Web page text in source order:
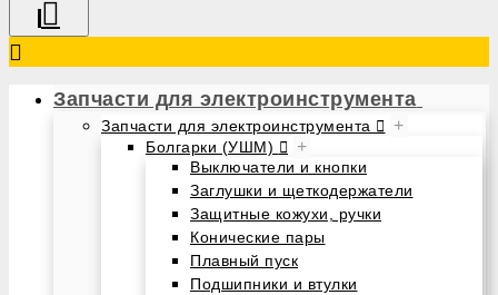
Запчасти для электроинструмента
Запчасти для электроинструмента +
Болгарки (УШМ) +
Выключатели и кнопки
Заглушки и щеткодержатели
Защитные кожухи, ручки
Конические пары
Плавный пуск
Подшипники и втулки